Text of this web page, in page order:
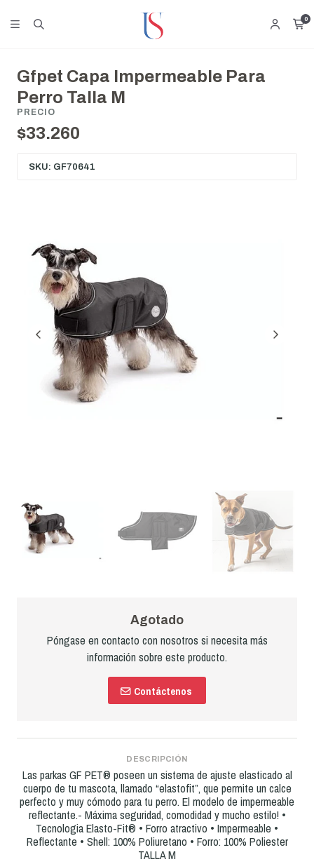
0
Gfpet Capa Impermeable Para
Perro Talla M
PRECIO
$33.260
SKU: GF70641
Agotado
Póngase en contacto con nosotros si necesita más
información sobre este producto.
Contáctenos
DESCRIPCIÓN
Las parkas GF PET® poseen un sistema de ajuste elasticado al
cuerpo de tu mascota, llamado “elastofit”, que permite un calce
perfecto y muy cómodo para tu perro. El modelo de impermeable
reflectante.- Máxima seguridad, comodidad y mucho estilo! •
Tecnologia Elasto-Fit® • Forro atractivo • Impermeable •
Reflectante • Shell: 100% Poliuretano • Forro: 100% Poliester
TALLA M